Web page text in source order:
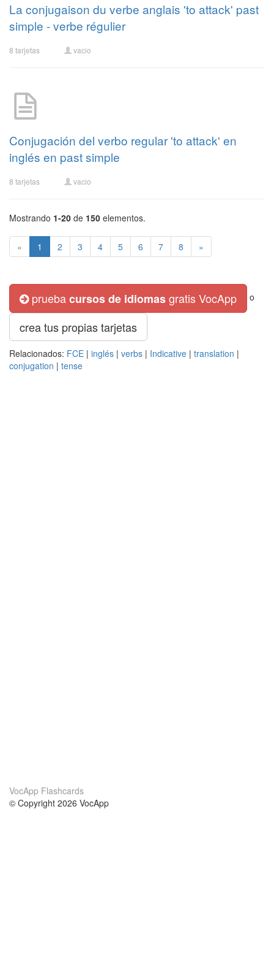
La conjugaison du verbe anglais 'to attack' past
simple - verbe régulier
8 tarjetas vacio
Conjugación del verbo regular 'to attack' en
inglés en past simple
8 tarjetas vacio
Mostrando 1-20 de 150 elementos.
« 1 2 3 4 5 6 7 8 »
pruebacursos de idiomasgratis VocApp o
crea tus propias tarjetas
Relacionados: FCE | inglés | verbs | Indicative | translation |
conjugation | tense
VocApp Flashcards
© Copyright 2026 VocApp